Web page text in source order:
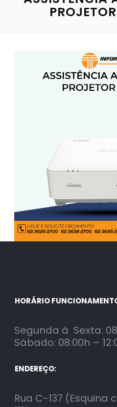
HORÁRIO
Segunda à Sexta:
Sábado: 08:00h –
ENDEREÇO:
Rua C-137 (Esquina